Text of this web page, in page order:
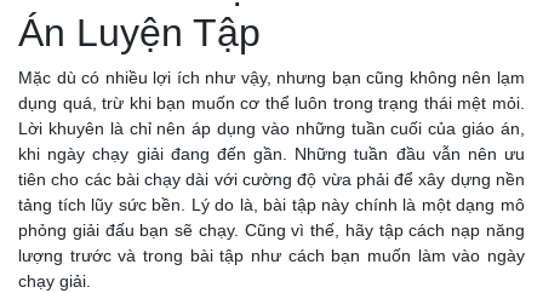
Án Luyện Tập
Mặc dù có nhiều lợi ích như vậy, nhưng bạn cũng không nên lạm
dụng quá, trừ khi bạn muốn cơ thể luôn trong trạng thái mệt mỏi.
Lời khuyên là chỉ nên áp dụng vào những tuần cuối của giáo án,
khi ngày chạy giải đang đến gần. Những tuần đầu vẫn nên ưu
tiên cho các bài chạy dài với cường độ vừa phải để xây dựng nền
tảng tích lũy sức bền. Lý do là, bài tập này chính là một dạng mô
phỏng giải đấu bạn sẽ chạy. Cũng vì thế, hãy tập cách nạp năng
lượng trước và trong bài tập như cách bạn muốn làm vào ngày
chạy giải.